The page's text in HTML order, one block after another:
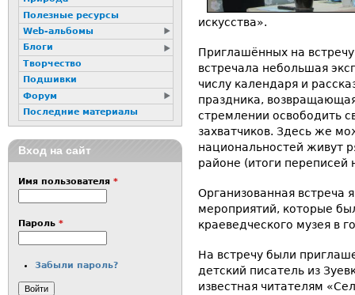
искусства».
Приглашённых на
встречала небольшая
числу календаря и
праздника,
стремлении освободить
захватчиков. Здесь же
национальностей живут
районе (итоги переписей
Организованная встреча
мероприятий, которые
краеведческого музея в
На встречу были
детский писатель из
известная читателям
Полезные ресурсы
Web-альбомы
Блоги
Творчество
Подшивки
Форум
Последние материалы
Вход на сайт
Имя пользователя *
Пароль *
Забыли пароль?